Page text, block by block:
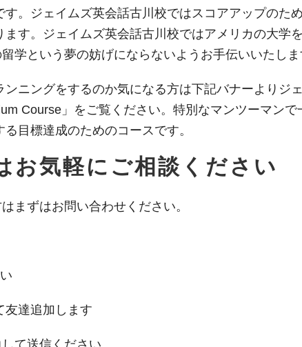
。ジェイムズ英会話古川校ではスコアアップのた
す。ジェイムズ英会話古川校ではアメリカの大学
学という夢の妨げにならないようお手伝いいたしま
ニングをするのか気になる方は下記バナーよりジ
Course」をご覧ください。特別なマンツーマン
目標達成のためのコースです。
お気軽にご相談ください
まずはお問い合わせください。
達追加します
て送信ください